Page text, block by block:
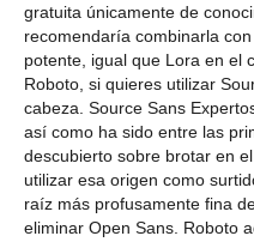
gratuita únicamente de
recomendaría combinarla
potente, igual que Lora en el
Roboto, si quieres utilizar
cabeza. Source Sans
así­ como ha sido entre las
descubierto sobre brotar en el
utilizar esa origen como
raíz más profusamente fina
eliminar Open Sans. Roboto